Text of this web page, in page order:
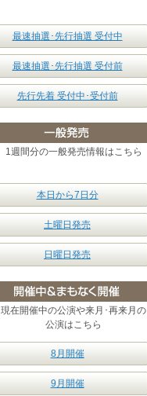
最速抽選･先行抽選 受付中
最速抽選･先行抽選 受付前
先行先着 受付中･受付前
1週間分の一般発売情報はこちら
本日から7日分
土曜日発売
日曜日発売
現在開催中の公演や来月･再来月の
公演はこちら
8月開催
9月開催